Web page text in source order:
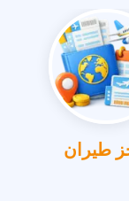
طيران